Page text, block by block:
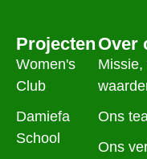
Projecten
Women's
Club
Damiefa
School
Over
Missie,
Ons
Ons